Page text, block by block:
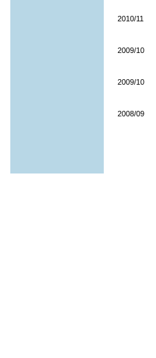
2010/11
2009/10
2009/10
2008/09